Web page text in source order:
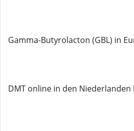
Gamma-Butyrolacton (GBL) in
DMT online in den Niederlanden